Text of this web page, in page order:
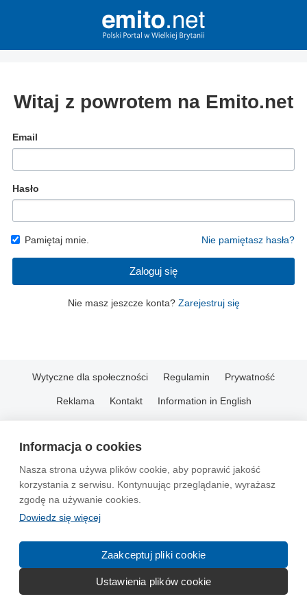
Informacja o cookies
Nasza strona używa plików cookie, aby poprawić jakość
korzystania z serwisu. Kontynuując przeglądanie, wyrażasz
zgodę na używanie cookies.
Dowiedz się więcej
Zaakceptuj pliki cookie
Ustawienia plików cookie
Witaj z powrotem na Emito.net
Email
Hasło
Pamiętaj mnie. Nie pamiętasz hasła?
Zaloguj się
Nie masz jeszcze konta? Zarejestruj się
Wytyczne dla społeczności Regulamin Prywatność
Reklama Kontakt Information in English